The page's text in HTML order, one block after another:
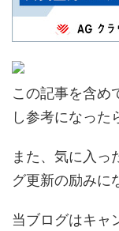
この記事を含め
し参考になった
また、気に入っ
グ更新の励みに
当ブログはキャ